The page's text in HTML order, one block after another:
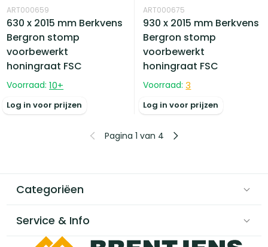
ART000659
630 x 2015 mm Berkvens
Bergron stomp
voorbewerkt
honingraat FSC
Voorraad: 10+
Log in voor prijzen
ART000675
930 x 2015 mm Berkvens
Bergron stomp
voorbewerkt
honingraat FSC
Voorraad: 3
Log in voor prijzen
Pagina 1 van 4
Categoriëen
Service & Info